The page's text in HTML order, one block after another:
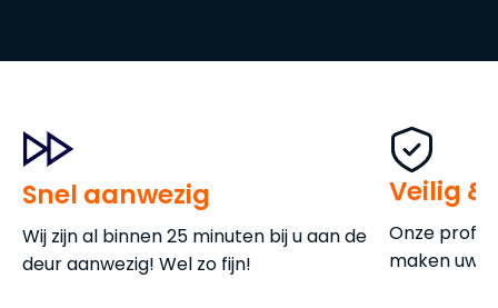
Snel aanwezig
Wij zijn al binnen 25 minuten bij u aan de
deur aanwezig! Wel zo fijn!
Veilig
Onze
maken uw